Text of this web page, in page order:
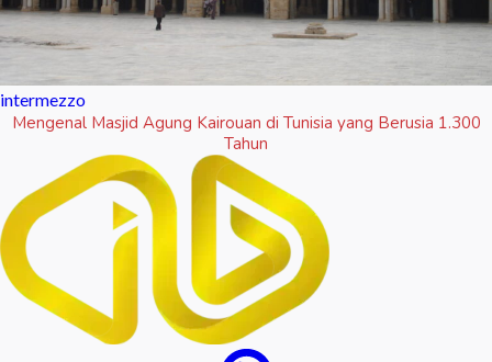
intermezzo
Mengenal Masjid Agung Kairouan di Tunisia yang Berusia 1.300
Tahun